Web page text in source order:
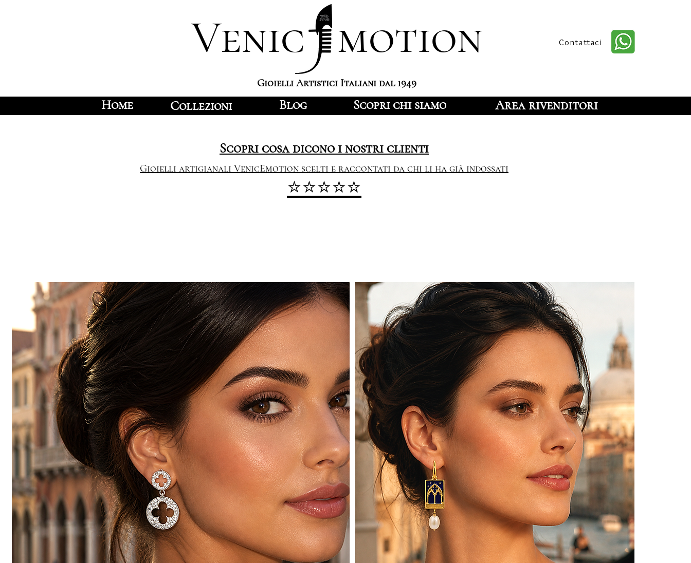
Venic motion
Gioielli Artistici Italiani dal 1949
Contattaci
Home Collezioni Blog Scopri chi siamo Area rivenditori
Scopri cosa dicono i nostri clienti
Gioielli artigianali VenicEmotion scelti e raccontati da chi li ha già indossati
⭐⭐⭐⭐⭐